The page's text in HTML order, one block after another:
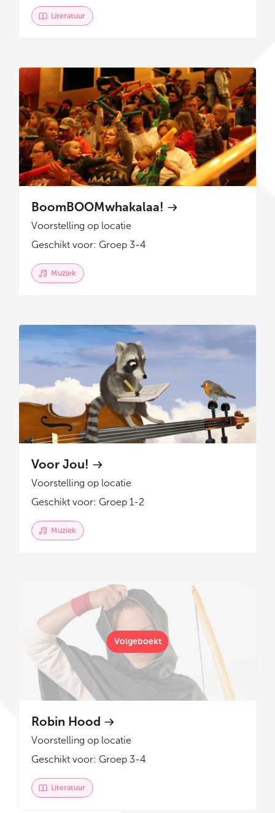
Literatuur
BoomBOOMwhakalaa!
Voorstelling op locatie
Geschikt voor: Groep 3-4
Muziek
Voor Jou!
Voorstelling op locatie
Geschikt voor: Groep 1-2
Muziek
Volgeboekt
Robin Hood
Voorstelling op locatie
Geschikt voor: Groep 3-4
Literatuur